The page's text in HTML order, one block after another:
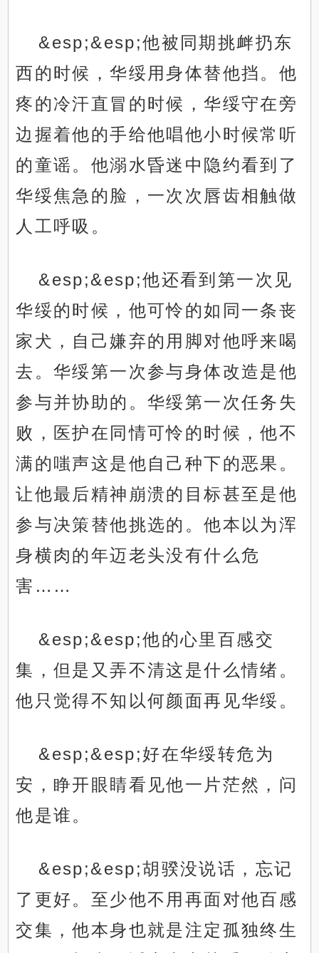
&esp;&esp;他被同期挑衅扔东
西的时候，华绥用身体替他挡。他
疼的冷汗直冒的时候，华绥守在旁
边握着他的手给他唱他小时候常听
的童谣。他溺水昏迷中隐约看到了
华绥焦急的脸，一次次唇齿相触做
人工呼吸。
&esp;&esp;他还看到第一次见
华绥的时候，他可怜的如同一条丧
家犬，自己嫌弃的用脚对他呼来喝
去。华绥第一次参与身体改造是他
参与并协助的。华绥第一次任务失
败，医护在同情可怜的时候，他不
满的嗤声这是他自己种下的恶果。
让他最后精神崩溃的目标甚至是他
参与决策替他挑选的。他本以为浑
身横肉的年迈老头没有什么危
害……
&esp;&esp;他的心里百感交
集，但是又弄不清这是什么情绪。
他只觉得不知以何颜面再见华绥。
&esp;&esp;好在华绥转危为
安，睁开眼睛看见他一片茫然，问
他是谁。
&esp;&esp;胡骙没说话，忘记
了更好。至少他不用再面对他百感
交集，他本身也就是注定孤独终生